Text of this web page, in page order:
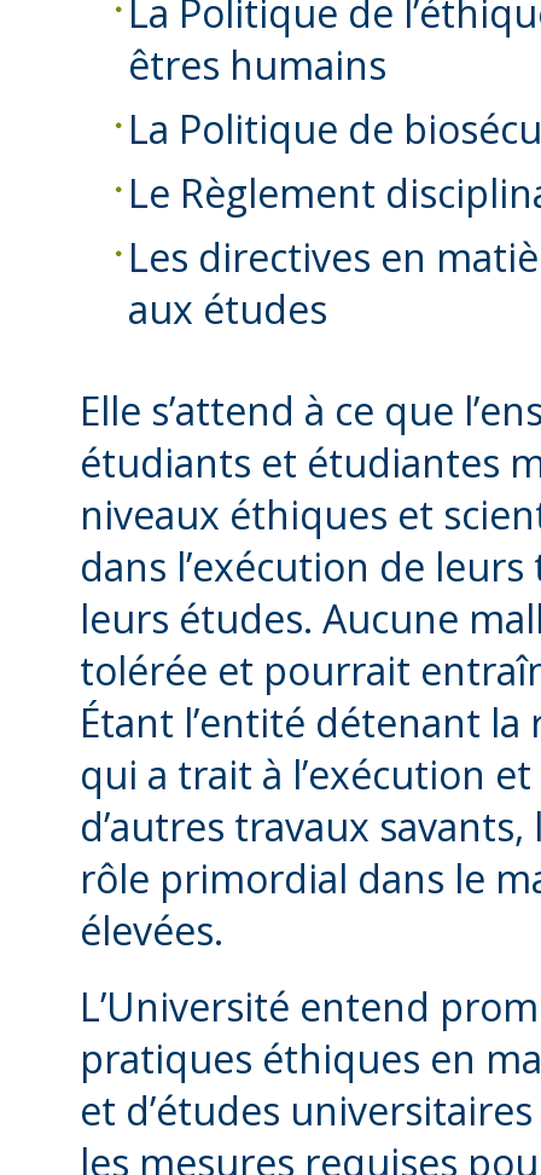
La Politique de
êtres humains
La Politique de
Le Règlement
Les directives en
aux études
Elle s’attend à ce que
étudiants et étudiantes
niveaux éthiques et
dans l’exécution de
leurs études. Aucune
tolérée et pourrait
Étant l’entité détenant
qui a trait à l’exécution
d’autres travaux
rôle primordial dans le
élevées.
L’Université entend
pratiques éthiques en
et d’études
les mesures requises